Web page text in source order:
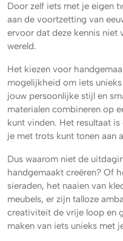
Door zelf iets met je eigen
aan de voortzetting van
ervoor dat deze kennis niet
wereld.
Het kiezen voor
mogelijkheid om iets
jouw persoonlijke stijl en
materialen combineren op
kunt vinden. Het resultaat
je met trots kunt tonen aan
Dus waarom niet de
handgemaakt creëren? Of
sieraden, het naaien van
meubels, er zijn talloze
creativiteit de vrije loop en
maken van iets unieks met